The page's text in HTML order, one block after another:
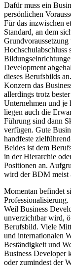
Dafür muss ein
persönlichen
Für das inzwischen
Standard, an dem
Hochschulabschluss
Development
dieses Berufsbilds
Konzern das
allerdings trotz
Unternehmen und je
liegen auch die
Führung sind dann
verfügen. Gute
handfeste
Beides ist dem
in der Hierarchie
Positionen an.
wird der BDM meist
Momentan befindet
Professionalisierung.
Weil Business
unverzichtbar wird,
Berufsbild. Viele
und internationalen
Beständigkeit und
Business Developer
oder zumindest der